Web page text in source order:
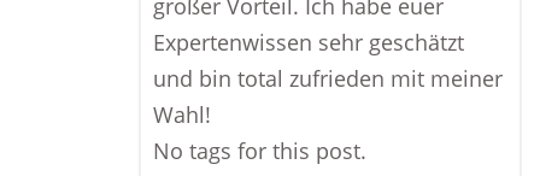
großer Vorteil. Ich habe euer
Expertenwissen sehr geschätzt
und bin total zufrieden mit meiner
Wahl!
No tags for this post.